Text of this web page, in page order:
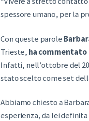
spessore umano, per la
Con queste parole
Trieste, ha
Infatti, nell’ottobre del
stato scelto come set
Abbiamo chiesto a
esperienza, da lei definita